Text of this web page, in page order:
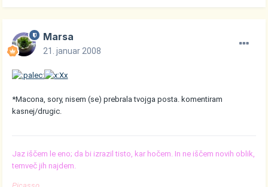
Marsa
21. januar 2008
*Macona, sory, nisem (se) prebrala tvojga posta. komentiram
kasnej/drugic.
Jaz iščem le eno; da bi izrazil tisto, kar hočem. In ne iščem novih oblik,
temveč jih najdem.